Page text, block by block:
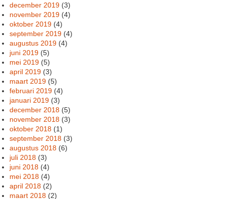
december 2019 (3)
november 2019 (4)
oktober 2019 (4)
september 2019 (4)
augustus 2019 (4)
juni 2019 (5)
mei 2019 (5)
april 2019 (3)
maart 2019 (5)
februari 2019 (4)
januari 2019 (3)
december 2018 (5)
november 2018 (3)
oktober 2018 (1)
september 2018 (3)
augustus 2018 (6)
juli 2018 (3)
juni 2018 (4)
mei 2018 (4)
april 2018 (2)
maart 2018 (2)